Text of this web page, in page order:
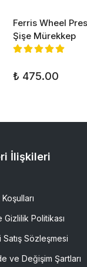
Ferris Wheel
Şişe Mürekkep
₺ 475.00
İlişkileri
Gizlilik Politikası
Sözleşmesi
ve Değişim Şartları